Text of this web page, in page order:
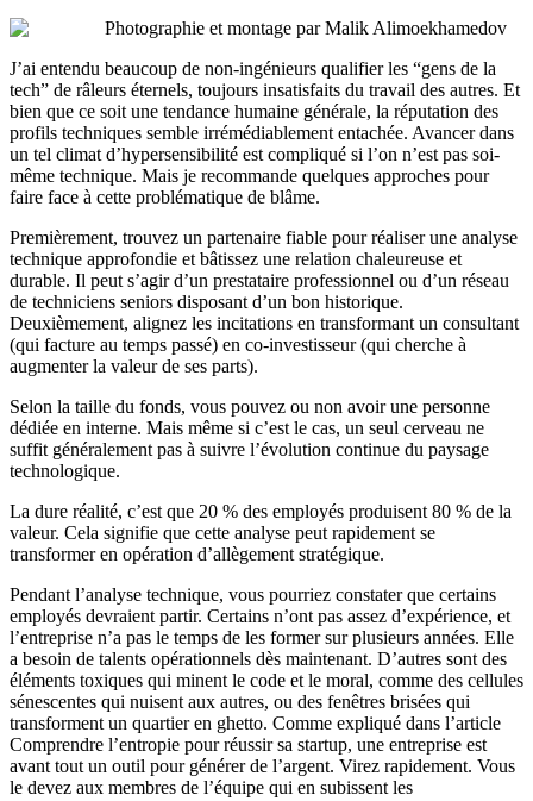
Photographie et montage par Malik Alimoekhamedov
J’ai entendu beaucoup de non-ingénieurs qualifier les “gens de la
tech” de râleurs éternels, toujours insatisfaits du travail des autres. Et
bien que ce soit une tendance humaine générale, la réputation des
profils techniques semble irrémédiablement entachée. Avancer dans
un tel climat d’hypersensibilité est compliqué si l’on n’est pas soi-
même technique. Mais je recommande quelques approches pour
faire face à cette problématique de blâme.
Premièrement, trouvez un partenaire fiable pour réaliser une analyse
technique approfondie et bâtissez une relation chaleureuse et
durable. Il peut s’agir d’un prestataire professionnel ou d’un réseau
de techniciens seniors disposant d’un bon historique.
Deuxièmement, alignez les incitations en transformant un consultant
(qui facture au temps passé) en co-investisseur (qui cherche à
augmenter la valeur de ses parts).
Selon la taille du fonds, vous pouvez ou non avoir une personne
dédiée en interne. Mais même si c’est le cas, un seul cerveau ne
suffit généralement pas à suivre l’évolution continue du paysage
technologique.
La dure réalité, c’est que 20 % des employés produisent 80 % de la
valeur. Cela signifie que cette analyse peut rapidement se
transformer en opération d’allègement stratégique.
Pendant l’analyse technique, vous pourriez constater que certains
employés devraient partir. Certains n’ont pas assez d’expérience, et
l’entreprise n’a pas le temps de les former sur plusieurs années. Elle
a besoin de talents opérationnels dès maintenant. D’autres sont des
éléments toxiques qui minent le code et le moral, comme des cellules
sénescentes qui nuisent aux autres, ou des fenêtres brisées qui
transforment un quartier en ghetto. Comme expliqué dans l’article
Comprendre l’entropie pour réussir sa startup, une entreprise est
avant tout un outil pour générer de l’argent. Virez rapidement. Vous
le devez aux membres de l’équipe qui en subissent les